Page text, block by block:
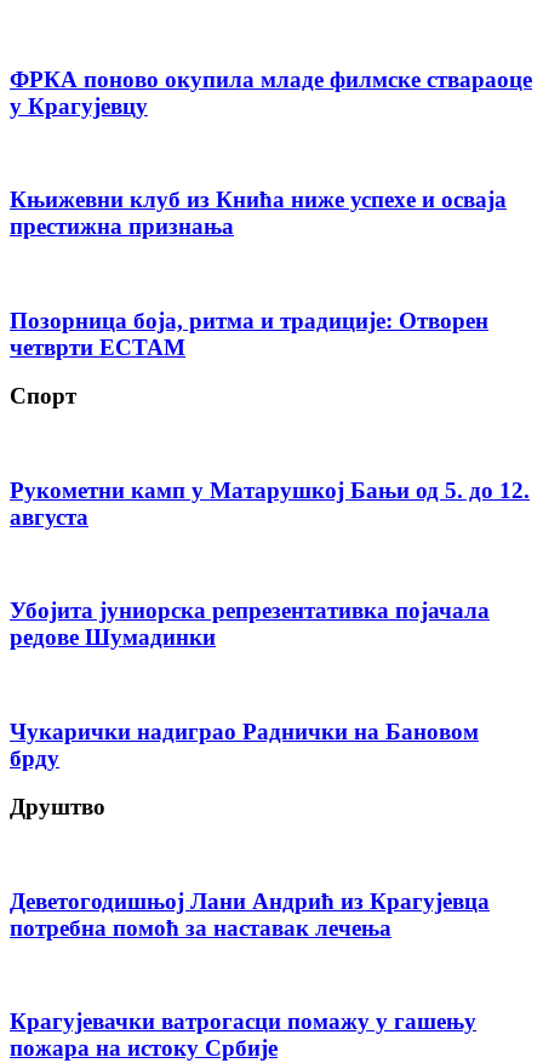
ФРКА поново окупила младе филмске ствараоце
у Крагујевцу
Књижевни клуб из Кнића ниже успехе и осваја
престижна признања
Позорница боја, ритма и традиције: Отворен
четврти ЕСТАМ
Спорт
Рукометни камп у Матарушкој Бањи од 5. до 12.
августа
Убојита јуниорска репрезентативка појачала
редове Шумадинки
Чукарички надиграо Раднички на Бановом
брду
Друштво
Деветогодишњој Лани Андрић из Крагујевца
потребна помоћ за наставак лечења
Крагујевачки ватрогасци помажу у гашењу
пожара на истоку Србије